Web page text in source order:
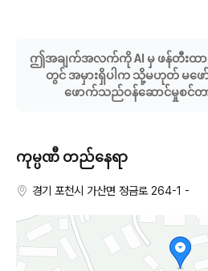
ဤအချက်အလက်ကို AI မှ ဖန်တီးထ
တွင် အမှားရှိပါက သို့မဟုတ် မဖော်
ဖောက်သည်ဝန်ဆောင်မှုစင်
ကုမ္ပဏီ တည်နေရာ
경기 포천시 가산면 정금로 264-1 -